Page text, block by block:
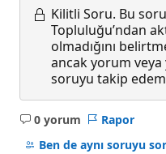
Kilitli Soru. Bu
Topluluğu’ndan
olmadığını
ancak yorum veya
soruyu takip
0 yorum
Açıklama
yok
Rapor
Ben de aynı soruyu